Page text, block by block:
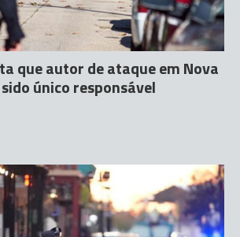
que autor de ataque em Nova
único responsável